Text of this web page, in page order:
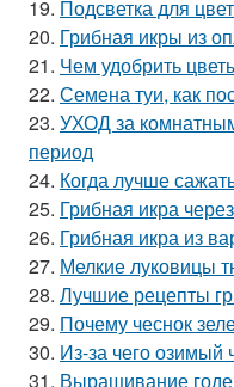
19. Подсветка для
20. Грибная икры из
21. Чем удобрить
22. Семена туи, как
23. УХОД за
период
24. Когда лучше
25. Грибная икра
26. Грибная икра из
27. Мелкие луковицы
28. Лучшие рецепты
29. Почему чеснок
30. Из-за чего озимый
31. Выращивание